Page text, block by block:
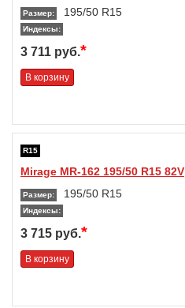
Размер: 195/50 R15
Индексы:
3 711 руб.*
В корзину
R15
Mirage MR-162 195/50 R15 82V
Размер: 195/50 R15
Индексы:
3 715 руб.*
В корзину